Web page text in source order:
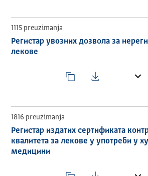
врши и друге послове, у
Агенција активно учествује у
делатности у Србији, изради
лекова и медицинских
1115 preuzimanja
Регистар увозних дозвола за
лекове
1816 preuzimanja
Регистар издатих сертификата
квалитета за лекове у употреби у
медицини